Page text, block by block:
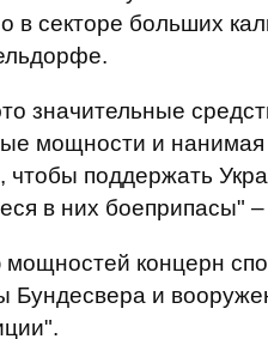
в секторе больших
значительные
мощности и
поддержать
в них боеприпасы" –
концерн
Бундесвера и